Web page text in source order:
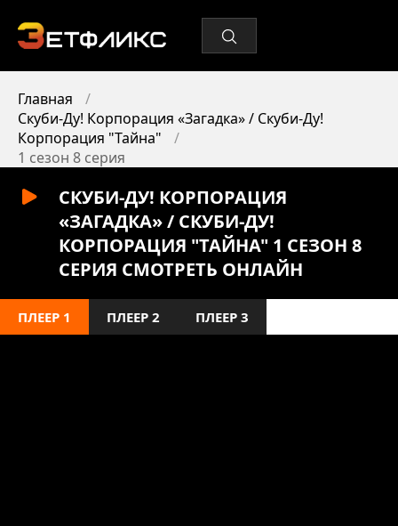
Главная
Скуби-Ду! Корпорация «Загадка» / Скуби-Ду!
Корпорация "Тайна"
1 сезон 8 серия
СКУБИ-ДУ! КОРПОРАЦИЯ
«ЗАГАДКА» / СКУБИ-ДУ!
КОРПОРАЦИЯ "ТАЙНА" 1 СЕЗОН 8
СЕРИЯ СМОТРЕТЬ ОНЛАЙН
ПЛЕЕР 1 ПЛЕЕР 2 ПЛЕЕР 3